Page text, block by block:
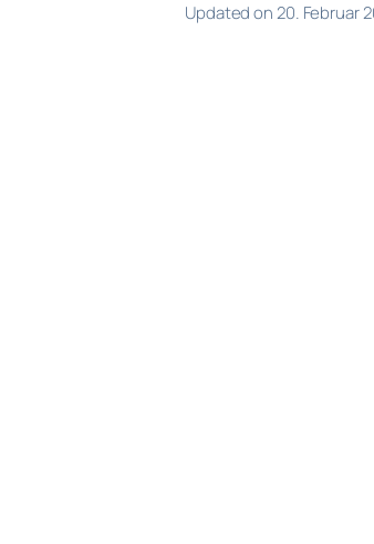
Updated on 20. Februar